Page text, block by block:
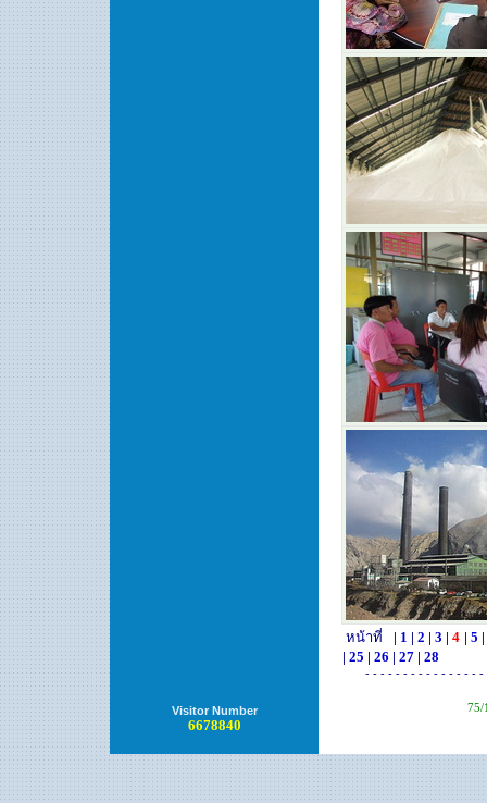
หน้าที่ | 1 | 2 | 3 | 4 | 5 |
| 25 | 26 | 27| 28
Visitor Number
6678840
- - - - - - - - - - - - - - -
75/